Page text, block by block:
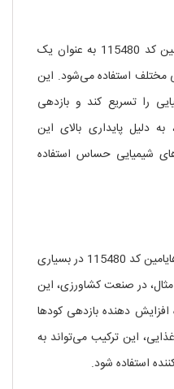
در صنایع شیمیایی، تیترازول هایامین کد 115480 به عنوان یک
مختلف استفاده می‌شود. این
را تسریع کند و بازدهی
دلیل پایداری بالای این
شیمیایی حساس استفاده
علاوه بر موارد ذکر شده، تیترازول هایامین کد 115480 در بسیاری
مثال، در صنعت کشاورزی، این
دهنده بازدهی کودها
این ترکیب می‌تواند به
استفاده شود.